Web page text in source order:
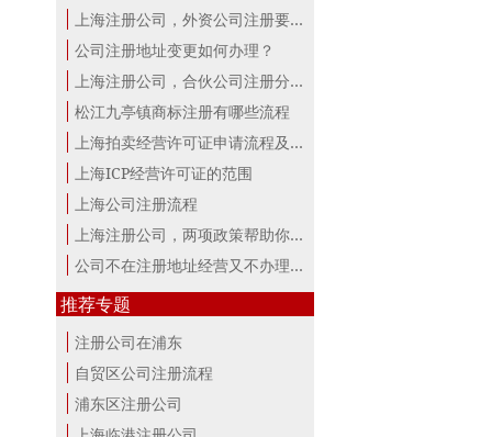
上海注册公司，外资公司注册要点！
公司注册地址变更如何办理？
上海注册公司，合伙公司注册分析！
松江九亭镇商标注册有哪些流程
上海拍卖经营许可证申请流程及材料
上海ICP经营许可证的范围
上海公司注册流程
上海注册公司，两项政策帮助你最大。
公司不在注册地址经营又不办理变更，...
推荐专题
注册公司在浦东
自贸区公司注册流程
浦东区注册公司